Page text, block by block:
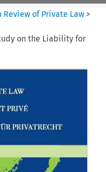
Review of Private Law >
on the Liability for